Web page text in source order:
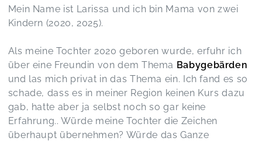
Larissa ist sehr sympathisch und der Kurs war
eine schöne Mischung aus Theorie, Praxis,
natürlich immer im Fokus die Babygebärden.
Larissa gibt hilfreiche Tipps wie und wann man
die Gebärden gut anwenden kann oder sie gut in
den Alltag integrieren kann. Vielen Dank liebe
Larissa, es hat mir sehr viel Spaß gemacht und
meiner Kleinen auch 😊
MiniSigns® - Babygebärden für dein Kind
Carola,
Mein Name ist Larissa und ich bin Mama von zwei
Kindern (2020, 2025).
Als meine Tochter 2020 geboren wurde, erfuhr ich
über eine Freundin von dem Thema Babygebärden
und las mich privat in das Thema ein. Ich fand es so
schade, dass es in meiner Region keinen Kurs dazu
gab, hatte aber ja selbst noch so gar keine
Erfahrung.. Würde meine Tochter die Zeichen
überhaupt übernehmen? Würde das Ganze